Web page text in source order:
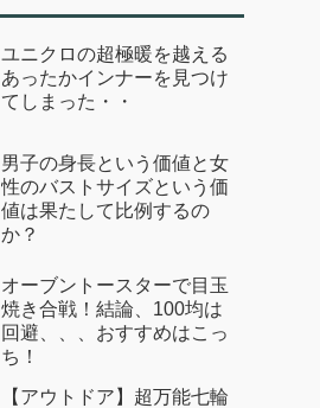
ユニクロの超極暖を越える
あったかインナーを見つけ
てしまった・・
男子の身長という価値と女
性のバストサイズという価
値は果たして比例するの
か？
オーブントースターで目玉
焼き合戦！結論、100均は
回避、、、おすすめはこっ
ち！
【アウトドア】超万能七輪